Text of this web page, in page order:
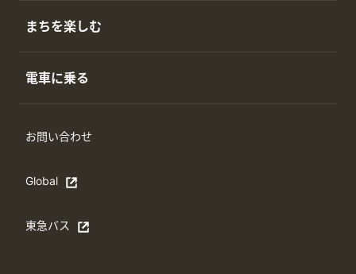
まちを楽しむ
電車に乗る
お問い合わせ
Global
Open in a new window
東急バス
別ウィンドウで開く